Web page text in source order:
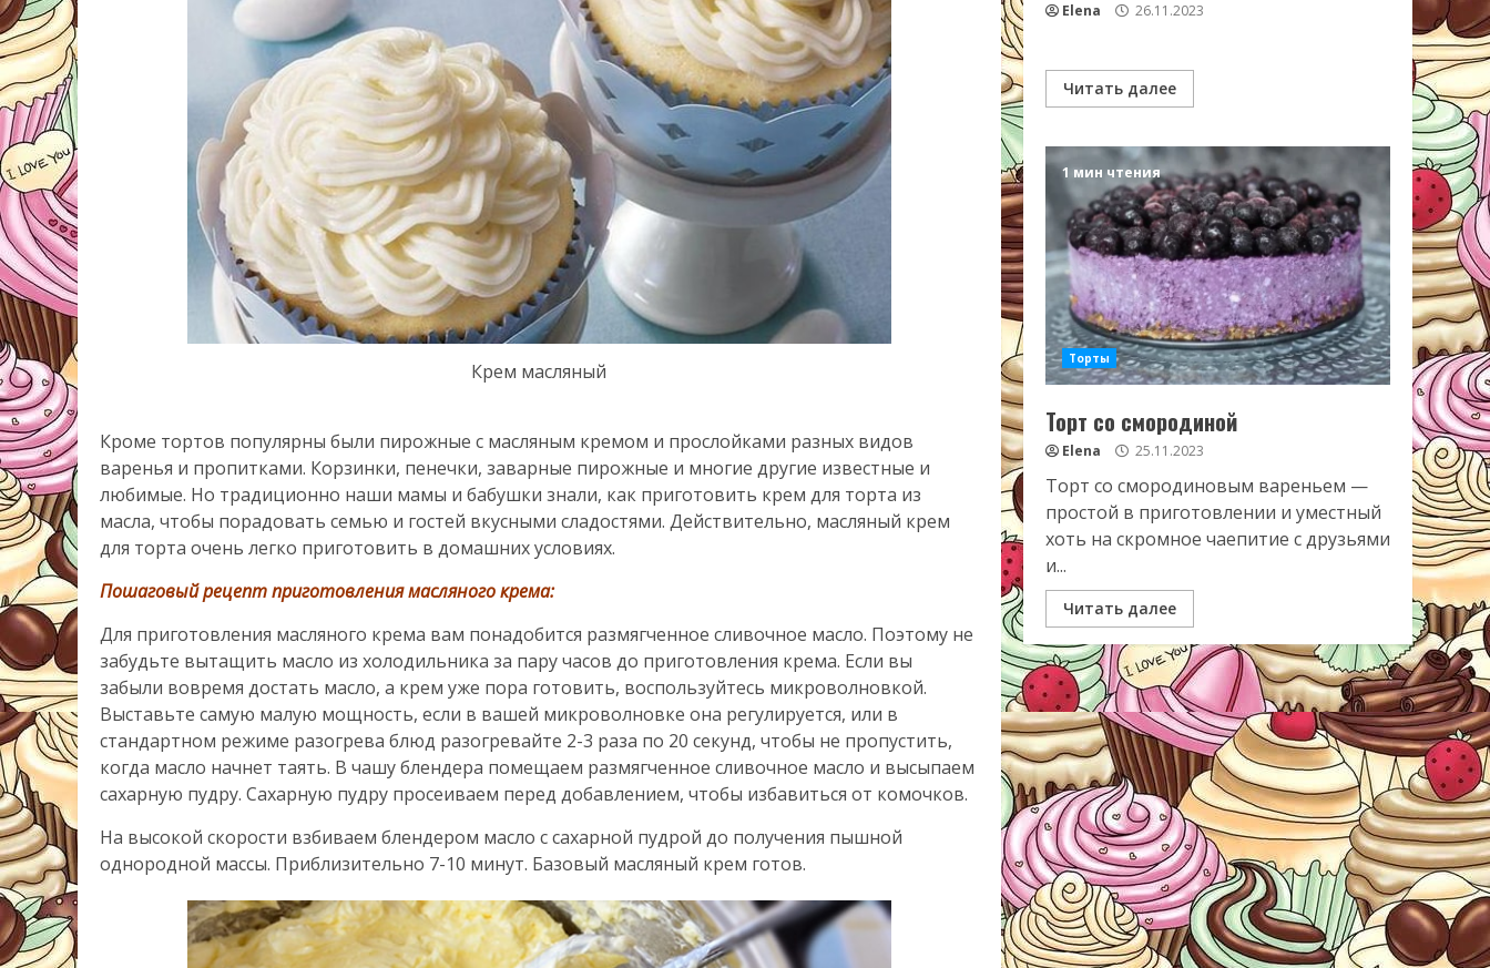
Крем масляный
Кроме тортов популярны были пирожные с масляным кремом и прослойками разных видов
варенья и пропитками. Корзинки, пенечки, заварные пирожные и многие другие известные и
любимые. Но традиционно наши мамы и бабушки знали, как приготовить крем для торта из
масла, чтобы порадовать семью и гостей вкусными сладостями. Действительно, масляный крем
для торта очень легко приготовить в домашних условиях.
Пошаговый рецепт приготовления масляного крема:
Для приготовления масляного крема вам понадобится размягченное сливочное масло. Поэтому не
забудьте вытащить масло из холодильника за пару часов до приготовления крема. Если вы
забыли вовремя достать масло, а крем уже пора готовить, воспользуйтесь микроволновкой.
Выставьте самую малую мощность, если в вашей микроволновке она регулируется, или в
стандартном режиме разогрева блюд разогревайте 2-3 раза по 20 секунд, чтобы не пропустить,
когда масло начнет таять. В чашу блендера помещаем размягченное сливочное масло и высыпаем
сахарную пудру. Сахарную пудру просеиваем перед добавлением, чтобы избавиться от комочков.
На высокой скорости взбиваем блендером масло с сахарной пудрой до получения пышной
однородной массы. Приблизительно 7-10 минут. Базовый масляный крем готов.
Elena 26.11.2023
Читать далее
1 мин чтения
Торты
Торт со смородиной
Elena 25.11.2023
Торт со смородиновым вареньем —
простой в приготовлении и уместный
хоть на скромное чаепитие с друзьями
и...
Читать далее